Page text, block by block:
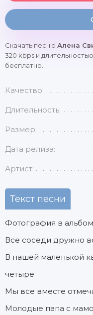
Скачать песню Алена
320 kbps и
бесплатно.
Качество:
Длительность:
Размер:
Дата релиза:
Артист:
Текст песни
Фотография в
Все соседи дружно
В нашей маленькой
четыре
Мы все вместе
Молодые папа с